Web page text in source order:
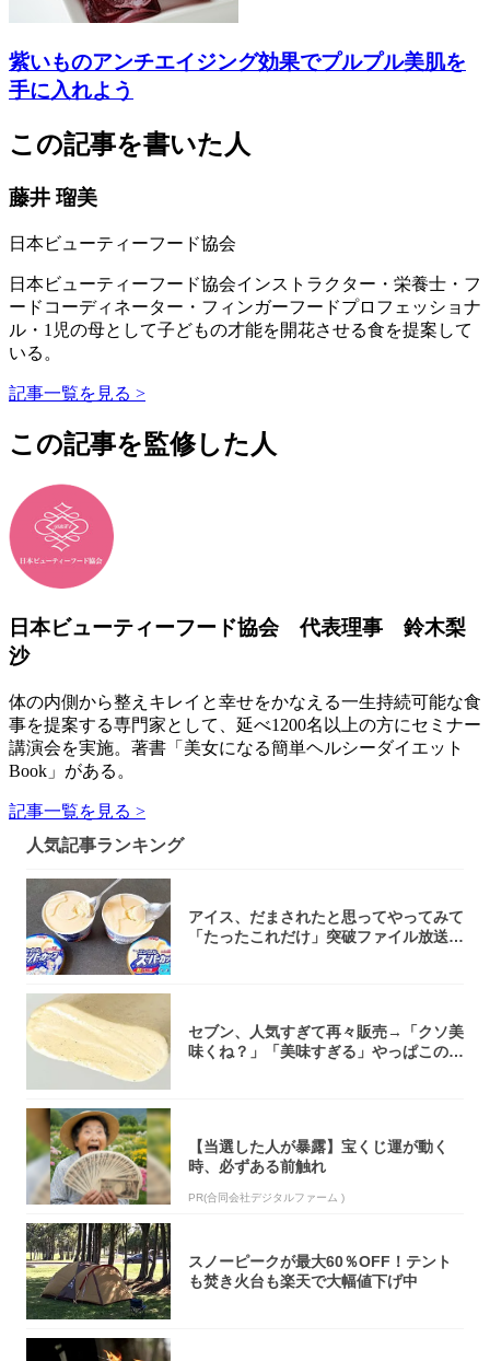
紫いものアンチエイジング効果でプルプル美肌を
手に入れよう
この記事を書いた人
藤井 瑠美
日本ビューティーフード協会
日本ビューティーフード協会インストラクター・栄養士・フ
ードコーディネーター・フィンガーフードプロフェッショナ
ル・1児の母として子どもの才能を開花させる食を提案して
いる。
記事一覧を見る >
この記事を監修した人
日本ビューティーフード協会 代表理事 鈴木梨
沙
体の内側から整えキレイと幸せをかなえる一生持続可能な食
事を提案する専門家として、延べ1200名以上の方にセミナー
講演会を実施。著書「美女になる簡単ヘルシーダイエット
Book」がある。
記事一覧を見る >
人気記事ランキング
アイス、だまされたと思ってやってみて
「たったこれだけ」突破ファイル放送で
セブン、人気すぎて再々販売→「クソ美
味くね？」「美味すぎる」やっぱこのク
【当選した人が暴露】宝くじ運が動く
時、必ずある前触れ
PR(合同会社デジタルファーム )
スノーピークが最大60％OFF！テント
も焚き火台も楽天で大幅値下げ中